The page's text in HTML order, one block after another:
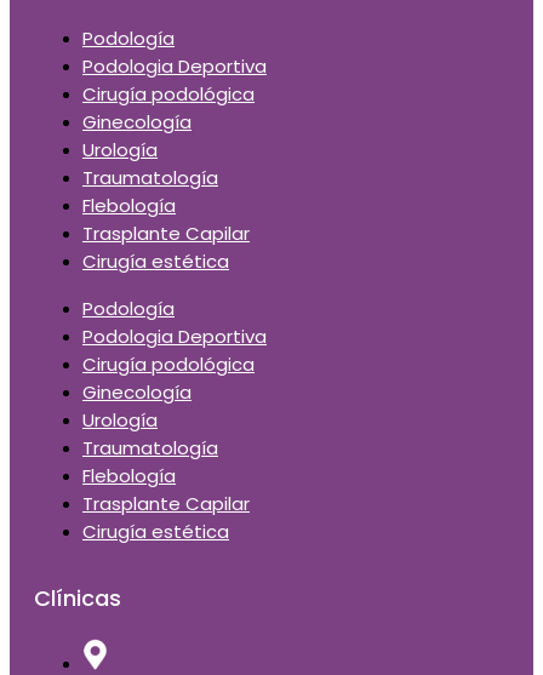
Podología
Podologia Deportiva
Cirugía podológica
Ginecología
Urología
Traumatología
Flebología
Trasplante Capilar
Cirugía estética
Podología
Podologia Deportiva
Cirugía podológica
Ginecología
Urología
Traumatología
Flebología
Trasplante Capilar
Cirugía estética
Clínicas